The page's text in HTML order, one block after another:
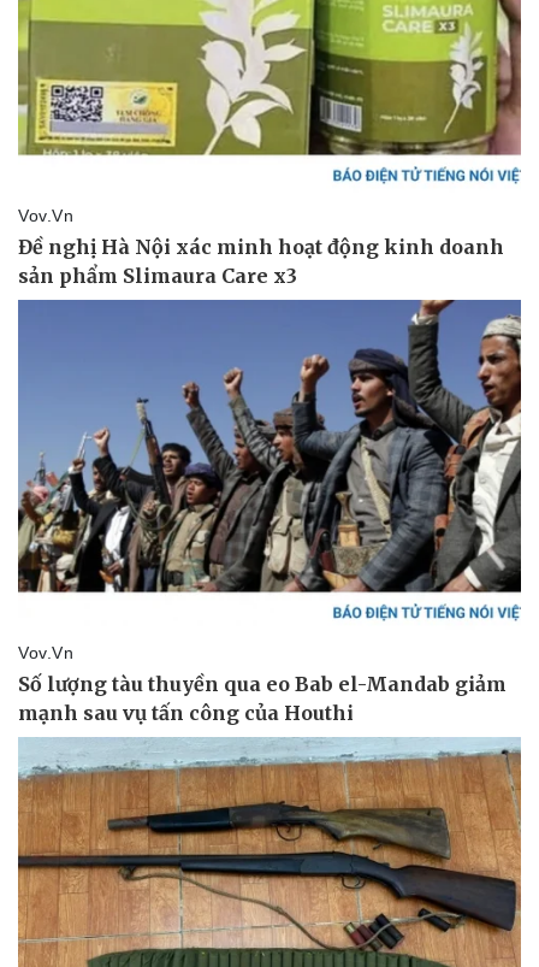
Doanh nghiệp
Thông tin doanh nghiệp
Doanh nghiệp 24h
Công nghệ
Sành điệu
Tin Công nghệ